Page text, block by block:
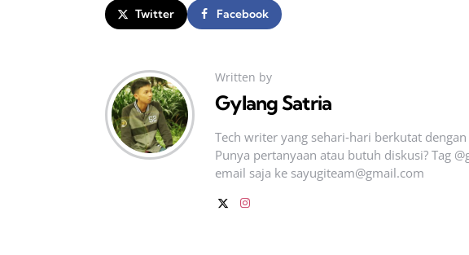
Twitter Facebook
Written by
Gylang Satria
Tech writer yang sehari‑hari berkutat
Punya pertanyaan atau butuh diskusi? Tag
email saja ke sayugiteam@gmail.com